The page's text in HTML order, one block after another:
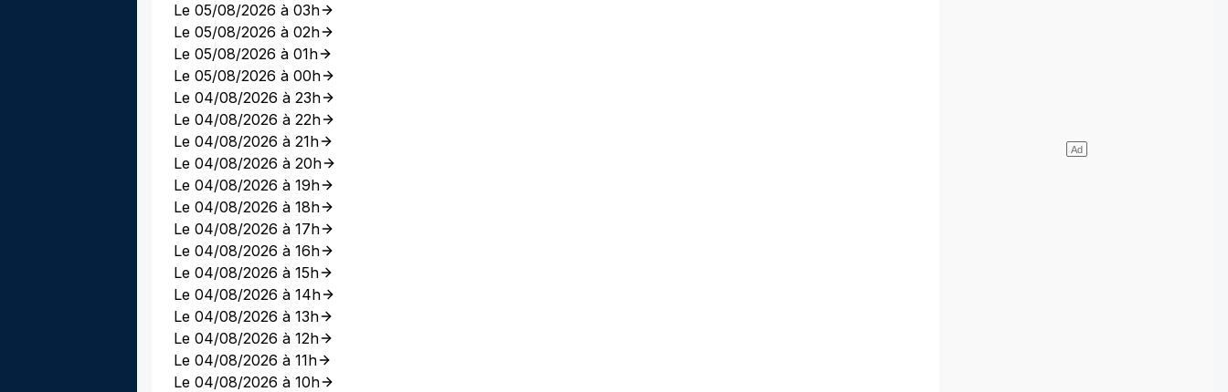
Le 05/08/2026 à 03h
Le 05/08/2026 à 02h
Le 05/08/2026 à 01h
Le 05/08/2026 à 00h
Le 04/08/2026 à 23h
Le 04/08/2026 à 22h
Le 04/08/2026 à 21h
Le 04/08/2026 à 20h
Le 04/08/2026 à 19h
Le 04/08/2026 à 18h
Le 04/08/2026 à 17h
Le 04/08/2026 à 16h
Le 04/08/2026 à 15h
Le 04/08/2026 à 14h
Le 04/08/2026 à 13h
Le 04/08/2026 à 12h
Le 04/08/2026 à 11h
Le 04/08/2026 à 10h